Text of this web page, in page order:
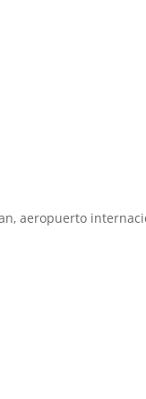
aeropuerto